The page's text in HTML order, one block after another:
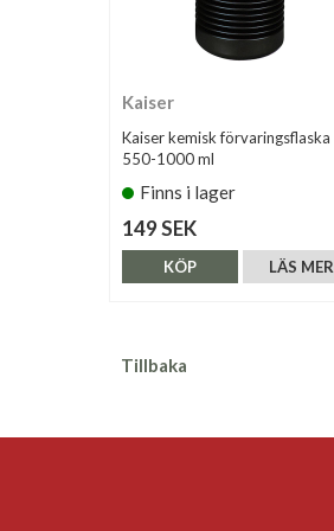
Kaiser
Kaiser kemisk förvaringsflaska
550-1000 ml
Finns i lager
149 SEK
LÄS MER
KÖP
Tillbaka